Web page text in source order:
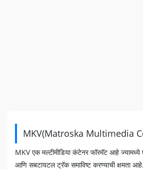
MKV(Matroska Multimedia
MKV एक मल्टीमीडिया कंटेनर फॉरमॅट आहे
आणि सबटायटल ट्रॅक समाविष्ट करण्याची क्षमता